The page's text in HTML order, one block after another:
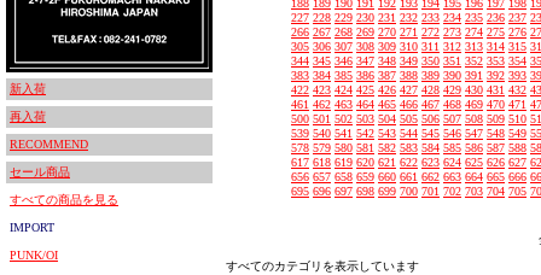
新入荷
再入荷
RECOMMEND
セール商品
すべての商品を見る
IMPORT
PUNK/OI
188 189 190 191 192 193 194 195 196 197 198
227 228 229 230 231 232 233 234 235 236 237
266 267 268 269 270 271 272 273 274 275 276
305 306 307 308 309 310 311 312 313 314 315
344 345 346 347 348 349 350 351 352 353 354
383 384 385 386 387 388 389 390 391 392 393
422 423 424 425 426 427 428 429 430 431 432
461 462 463 464 465 466 467 468 469 470 471
500 501 502 503 504 505 506 507 508 509 510
539 540 541 542 543 544 545 546 547 548 549
578 579 580 581 582 583 584 585 586 587 588
617 618 619 620 621 622 623 624 625 626 627
656 657 658 659 660 661 662 663 664 665 666
695 696 697 698 699 700 701 702 703 704 705
すべてのカテゴリを表示しています